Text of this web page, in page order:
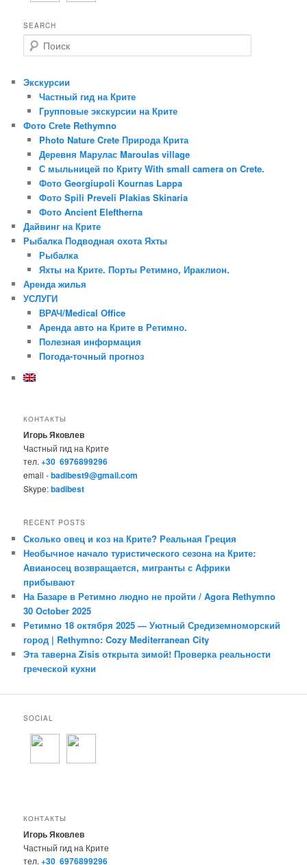
SEARCH
о
с
Экскурсии
Частный гид на Крите
Групповые экскурсии на Крите
Фотo Сrete Rethymno
Photo Nature Crete Природа Крита
Деревня Марулас Maroulas village
С мыльницей по Криту With small camera on Crete.
Фото Georgiupoli Kournas Lappa
Фото Spili Preveli Plakias Skinaria
Фото Ancient Eleftherna
Дайвинг на Крите
Рыбалка Подводная охота Яхты
Рыбалка
Яхты на Крите. Порты Ретимно, Ираклион.
Аренда жилья
УСЛУГИ
ВРАЧ/Medical Office
Аренда авто на Крите в Ретимно.
Полезная информация
Погода-точный прогноз
КОНТАКТЫ
Игорь Яковлев
Частный гид на Крите
тел.+30 6976899296
email -badibest9@gmail.com
Skype:badibest
RECENT POSTS
Сколько овец и коз на Крите? Реальная Греция
Необычное начало туристического сезона на Крите:
Авианосец возвращается, мигранты с Африки
прибывают
На Базаре в Ретимно людно не пройти / Agora Rethymno
30 October 2025
Ретимно 18 октября 2025 — Уютный Средиземноморский
город | Rethymno: Cozy Mediterranean City
Эта таверна Zisis открыта зимой! Проверка реальности
греческой кухни
SOCIAL
КОНТАКТЫ
Игорь Яковлев
Частный гид на Крите
тел.+30 6976899296